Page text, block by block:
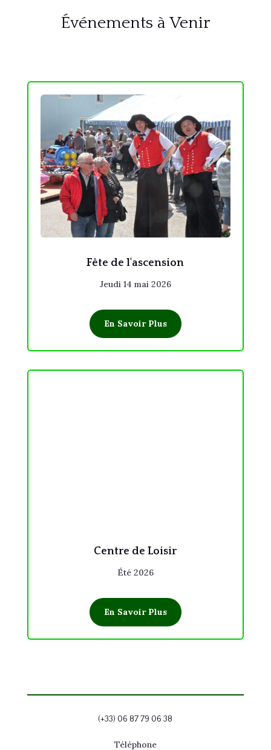
Événements à Venir
Fête de l'ascension
Jeudi 14 mai 2026
En Savoir Plus
Centre de Loisir
Été 2026
En Savoir Plus
(+33) 06 87 79 06 38
Téléphone